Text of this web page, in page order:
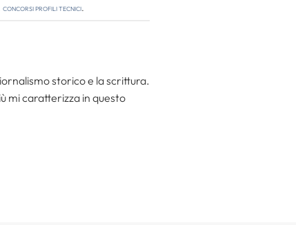
concorsi profili tecnici.
storico e la scrittura.
mi caratterizza in questo